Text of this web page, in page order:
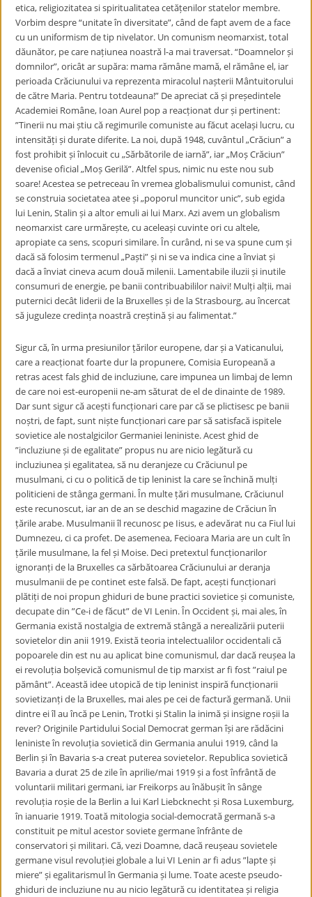
etica, religiozitatea si spiritualitatea cetățenilor statelor membre.
Vorbim despre “unitate în diversitate”, când de fapt avem de a face
cu un uniformism de tip nivelator. Un comunism neomarxist, total
dăunător, pe care națiunea noastră l-a mai traversat. “Doamnelor și
domnilor”, oricât ar supăra: mama rămâne mamă, el rămâne el, iar
perioada Crăciunului va reprezenta miracolul nașterii Mântuitorului
de către Maria. Pentru totdeauna!” De apreciat că și președintele
Academiei Române, Ioan Aurel pop a reacționat dur și pertinent:
”Tinerii nu mai știu că regimurile comuniste au făcut același lucru, cu
intensități și durate diferite. La noi, după 1948, cuvântul „Crăciun” a
fost prohibit și înlocuit cu „Sărbătorile de iarnă”, iar „Moș Crăciun”
devenise oficial „Moș Gerilă”. Altfel spus, nimic nu este nou sub
soare! Acestea se petreceau în vremea globalismului comunist, când
se construia societatea atee și „poporul muncitor unic”, sub egida
lui Lenin, Stalin și a altor emuli ai lui Marx. Azi avem un globalism
neomarxist care urmărește, cu aceleași cuvinte ori cu altele,
apropiate ca sens, scopuri similare. În curând, ni se va spune cum și
dacă să folosim termenul „Paști” și ni se va indica cine a înviat și
dacă a înviat cineva acum două milenii. Lamentabile iluzii și inutile
consumuri de energie, pe banii contribuabililor naivi! Mulți alții, mai
puternici decât liderii de la Bruxelles și de la Strasbourg, au încercat
să juguleze credința noastră creștină și au falimentat.”
Sigur că, în urma presiunilor țărilor europene, dar și a Vaticanului,
care a reacționat foarte dur la propunere, Comisia Europeană a
retras acest fals ghid de incluziune, care impunea un limbaj de lemn
de care noi est-europenii ne-am săturat de el de dinainte de 1989.
Dar sunt sigur că acești funcționari care par că se plictisesc pe banii
noștri, de fapt, sunt niște funcționari care par să satisfacă ispitele
sovietice ale nostalgicilor Germaniei leniniste. Acest ghid de
”incluziune și de egalitate” propus nu are nicio legătură cu
incluziunea și egalitatea, să nu deranjeze cu Crăciunul pe
musulmani, ci cu o politică de tip leninist la care se închină mulți
politicieni de stânga germani. În multe țări musulmane, Crăciunul
este recunoscut, iar an de an se deschid magazine de Crăciun în
țările arabe. Musulmanii îl recunosc pe Iisus, e adevărat nu ca Fiul lui
Dumnezeu, ci ca profet. De asemenea, Fecioara Maria are un cult în
țările musulmane, la fel și Moise. Deci pretextul funcționarilor
ignoranți de la Bruxelles ca sărbătoarea Crăciunului ar deranja
musulmanii de pe continet este falsă. De fapt, acești funcționari
plătiți de noi propun ghiduri de bune practici sovietice și comuniste,
decupate din ”Ce-i de făcut” de VI Lenin. În Occident și, mai ales, în
Germania există nostalgia de extremă stângă a nerealizării puterii
sovietelor din anii 1919. Există teoria intelectualilor occidentali că
popoarele din est nu au aplicat bine comunismul, dar dacă reușea la
ei revoluția bolșevică comunismul de tip marxist ar fi fost ”raiul pe
pământ”. Această idee utopică de tip leninist inspiră funcționarii
sovietizanți de la Bruxelles, mai ales pe cei de factură germană. Unii
dintre ei îl au încă pe Lenin, Trotki și Stalin la inimă și insigne roșii la
rever? Originile Partidului Social Democrat german își are rădăcini
leniniste în revoluția sovietică din Germania anului 1919, când la
Berlin și în Bavaria s-a creat puterea sovietelor. Republica sovietică
Bavaria a durat 25 de zile în aprilie/mai 1919 și a fost înfrântă de
voluntarii militari germani, iar Freikorps au înăbușit în sânge
revoluția roșie de la Berlin a lui Karl Liebcknecht și Rosa Luxemburg,
în ianuarie 1919. Toată mitologia social-democrată germană s-a
constituit pe mitul acestor soviete germane înfrânte de
conservatori și militari. Că, vezi Doamne, dacă reușeau sovietele
germane visul revoluției globale a lui VI Lenin ar fi adus ”lapte și
miere” și egalitarismul în Germania și lume. Toate aceste pseudo-
ghiduri de incluziune nu au nicio legătură cu identitatea și religia